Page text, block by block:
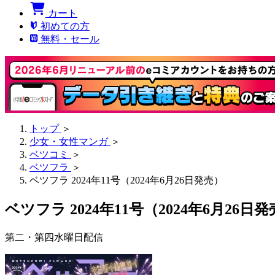
カート
初めての方
無料・セール
トップ ＞
少女・女性マンガ ＞
ベツコミ
＞
ベツフラ ＞
ベツフラ 2024年11号（2024年6月26日発売）
ベツフラ 2024年11号（2024年6月26日発
第二・第四水曜日配信